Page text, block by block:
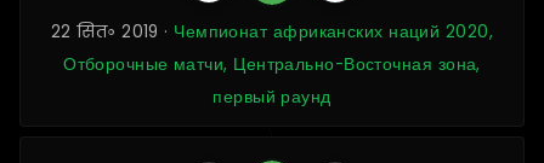
22 सित॰ 2019 · Чемпионат африканских наций 2020,
Отборочные матчи, Центрально-Восточная зона,
первый раунд